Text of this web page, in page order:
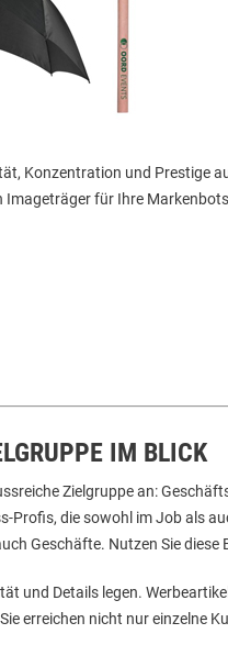
Konzentration und Prestige
für Ihre
IM BLICK
Zielgruppe an:
Profis, die sowohl im Job als
Geschäfte. Nutzen Sie diese
und Details legen.
erreichen nicht nur einzelne